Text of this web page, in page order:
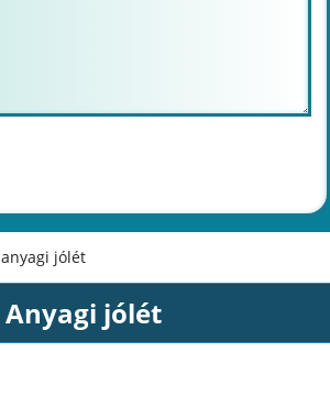
anyagi jólét
anyagi jólét